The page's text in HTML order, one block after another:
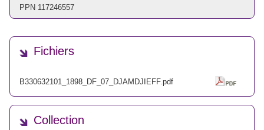
PPN 117246557
Fichiers
B330632101_1898_DF_07_DJAMDJIEFF.pdf
Collection